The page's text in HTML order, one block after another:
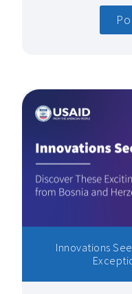
Innovations